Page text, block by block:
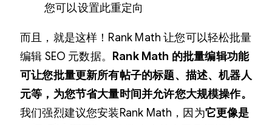
您可以设置此重定向
而且，就是这样！Rank Math 让您可以轻松批量
编辑 SEO 元数据。
Rank Math 的批量编辑功能
可让您批量更新所有帖子的标题、描述、机器人
元等，为您节省大量时间并允许您大规模操作。
我们强烈建议您安装Rank Math，因为它更像是